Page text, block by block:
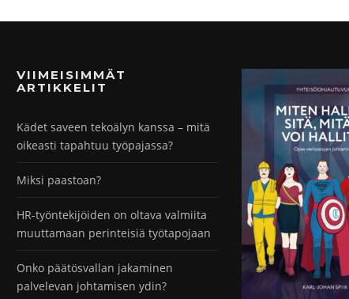
VIIMEISIMMÄT
ARTIKKELIT
Kädet saveen tekoälyn kanssa – mitä
oikeasti tapahtuu työpajassa?
Miksi paastoan?
HR-työntekijöiden on oltava valmiita
muuttamaan perinteisiä työtapojaan
Onko päätösvallan jakaminen
palvelevan johtamisen ydin?